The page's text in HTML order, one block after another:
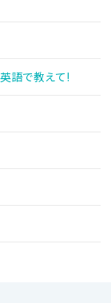
語で教えて!